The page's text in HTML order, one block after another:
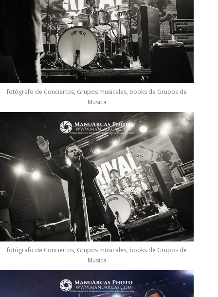
fotógrafo de Conciertos, Grupos musicales, books de Grupos de
Musica
fotógrafo de Conciertos, Grupos musicales, books de Grupos de
Musica